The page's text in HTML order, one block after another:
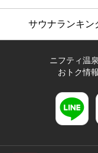
サウナランキン
ニフティ温
おトク情